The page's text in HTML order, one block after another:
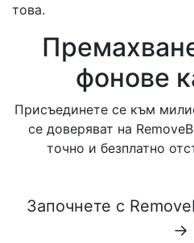
това.
фонове
Присъединете се към
се доверяват на
точно и безплатно
Започнете с
→